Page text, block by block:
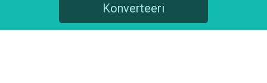
Konverteeri